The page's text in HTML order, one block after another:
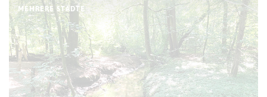
MEHRERE STÄDTE